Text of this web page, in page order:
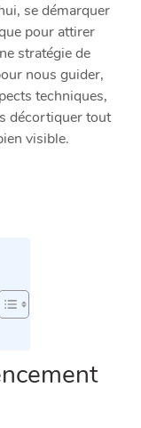
se démarquer
pour attirer
stratégie de
nous guider,
techniques,
décortiquer tout
visible.